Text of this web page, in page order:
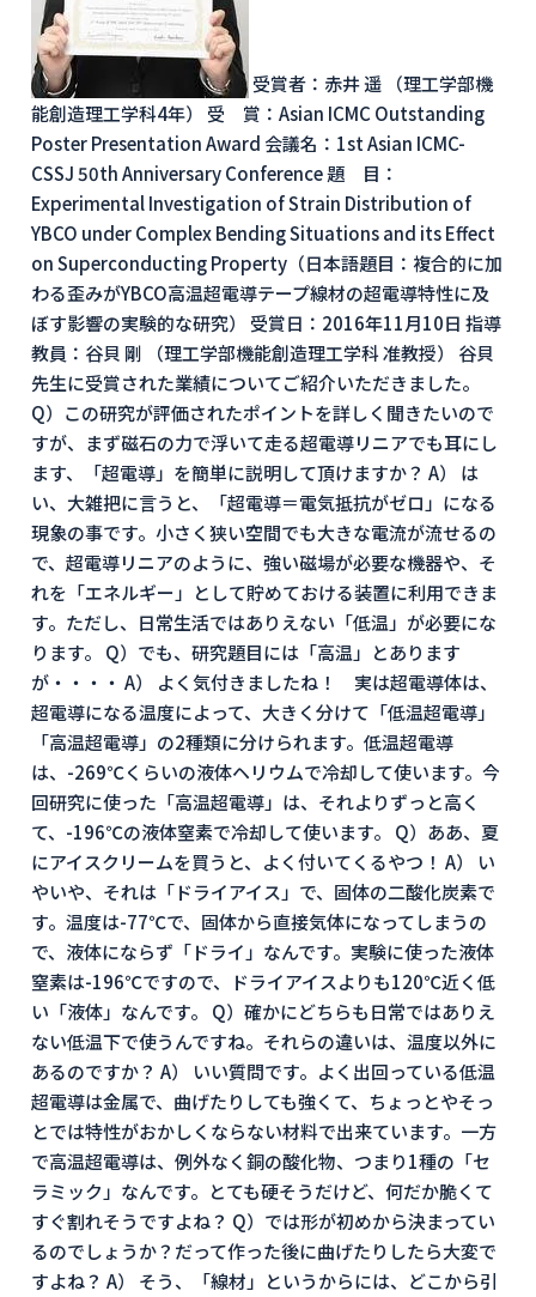
受賞者：赤井 遥 （理工学部機
能創造理工学科4年） 受 賞：Asian ICMC Outstanding
Poster Presentation Award 会議名：1st Asian ICMC-
CSSJ 50th Anniversary Conference 題 目：
Experimental Investigation of Strain Distribution of
YBCO under Complex Bending Situations and its Effect
on Superconducting Property（日本語題目：複合的に加
わる歪みがYBCO高温超電導テープ線材の超電導特性に及
ぼす影響の実験的な研究） 受賞日：2016年11月10日 指導
教員：谷貝 剛 （理工学部機能創造理工学科 准教授） 谷貝
先生に受賞された業績についてご紹介いただきました。
Q）この研究が評価されたポイントを詳しく聞きたいので
すが、まず磁石の力で浮いて走る超電導リニアでも耳にし
ます、「超電導」を簡単に説明して頂けますか？ A） は
い、大雑把に言うと、「超電導＝電気抵抗がゼロ」になる
現象の事です。小さく狭い空間でも大きな電流が流せるの
で、超電導リニアのように、強い磁場が必要な機器や、そ
れを「エネルギー」として貯めておける装置に利用できま
す。ただし、日常生活ではありえない「低温」が必要にな
ります。 Q）でも、研究題目には「高温」とあります
が・・・・ A） よく気付きましたね！ 実は超電導体は、
超電導になる温度によって、大きく分けて「低温超電導」
「高温超電導」の2種類に分けられます。低温超電導
は、-269℃くらいの液体ヘリウムで冷却して使います。今
回研究に使った「高温超電導」は、それよりずっと高く
て、-196℃の液体窒素で冷却して使います。 Q）ああ、夏
にアイスクリームを買うと、よく付いてくるやつ！ A） い
やいや、それは「ドライアイス」で、固体の二酸化炭素で
す。温度は-77℃で、固体から直接気体になってしまうの
で、液体にならず「ドライ」なんです。実験に使った液体
窒素は-196℃ですので、ドライアイスよりも120℃近く低
い「液体」なんです。 Q）確かにどちらも日常ではありえ
ない低温下で使うんですね。それらの違いは、温度以外に
あるのですか？ A） いい質問です。よく出回っている低温
超電導は金属で、曲げたりしても強くて、ちょっとやそっ
とでは特性がおかしくならない材料で出来ています。一方
で高温超電導は、例外なく銅の酸化物、つまり1種の「セ
ラミック」なんです。とても硬そうだけど、何だか脆くて
すぐ割れそうですよね？ Q）では形が初めから決まってい
るのでしょうか？だって作った後に曲げたりしたら大変で
すよね？ A） そう、「線材」というからには、どこから引